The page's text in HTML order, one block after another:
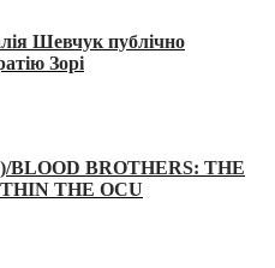
Шевчук публічно
Зорі
BLOOD BROTHERS: THE
THE OCU